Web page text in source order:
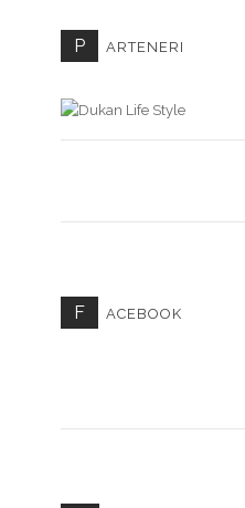
P ARTENERI
F ACEBOOK